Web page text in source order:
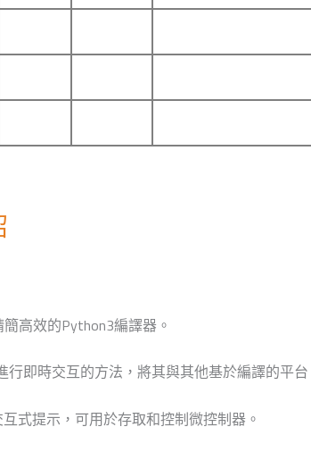
高效的Python3編譯器。
即時交互的方法，將其與其他基於編譯的平
式提示，可用於存取和控制微控制器。